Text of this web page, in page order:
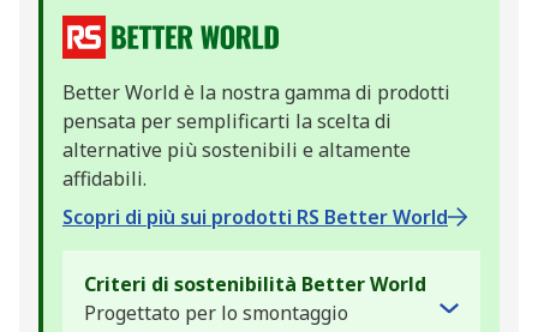
Better World è la nostra gamma di prodotti
pensata per semplificarti la scelta di
alternative più sostenibili e altamente
affidabili.
Scopri di più sui prodotti RS Better World
Criteri di sostenibilità Better World
Progettato per lo smontaggio